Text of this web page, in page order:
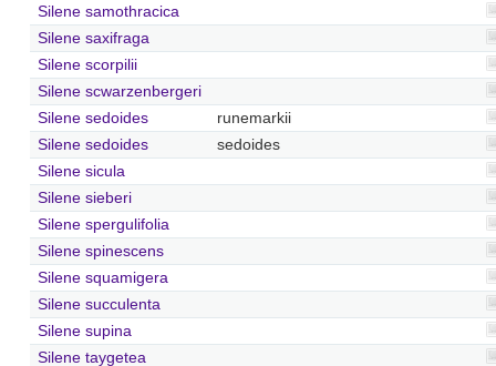
Silene samothracica
Silene saxifraga
Silene scorpilii
Silene scwarzenbergeri
Silene sedoides
runemarkii
Silene sedoides
sedoides
Silene sicula
Silene sieberi
Silene spergulifolia
Silene spinescens
Silene squamigera
Silene succulenta
Silene supina
Silene taygetea